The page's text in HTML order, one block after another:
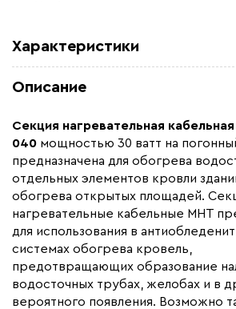
Характеристики
Макс. рабочая температура (C)
Толщина (мм)
Длина установочного провода, м
Страна производства
Гарантия (год)
Описание
Секция нагревательная кабельная
040 мощностью 30 ватт на
предназначена для обогрева
отдельных элементов кровли
обогрева открытых площадей.
нагревательные кабельные МНТ
для использования в
системах обогрева кровель,
предотвращающих образование
водосточных трубах, желобах и в
вероятного появления. Возможно